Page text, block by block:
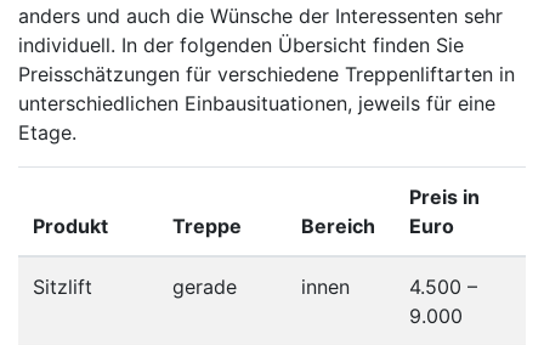
anders und auch die Wünsche der Interessenten sehr
individuell. In der folgenden Übersicht finden Sie
Preisschätzungen für verschiedene Treppenliftarten in
unterschiedlichen Einbausituationen, jeweils für eine
Etage.
Produkt Treppe Bereich
Preis in
Euro
Sitzlift gerade innen
4.500 –
9.000